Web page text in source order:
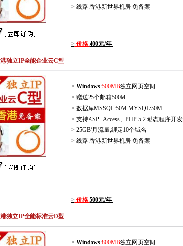
> 线路:香港新世界机房 免备案
> 价格:400元/年
独立IP全能企业云C型
> Windows:500MB独立网页空间
> 赠送25个邮箱500M
> 数据库MSSQL:50M MYSQL:50M
> 支持ASP+Access、PHP 5.2.动态程序开发
> 25GB/月流量,绑定10个域名
> 线路:香港新世界机房 免备案
> 价格:500元/年
独立IP全能标准云D型
> Windows:800MB独立网页空间